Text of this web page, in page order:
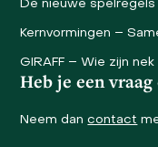
De nieuwe spelregels
Kernvormingen –
GIRAFF – Wie zijn
Heb je een
Neem dancontact